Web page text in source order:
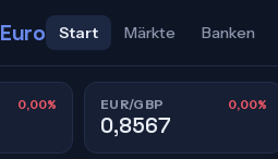
Euro Start Märkte Banken
0,00% EUR/GBP 0,00%
0,8567